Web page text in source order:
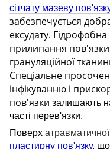
сітчату мазеву пов'язку
забезпечується
ексудату.
прилипання
грануляційної
Спеціальне
інфікуванню і
пов'язки залишають
часті перев'язки.
Поверх
пластирну пов'язку,